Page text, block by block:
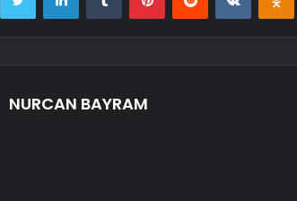
NURCAN BAYRAM